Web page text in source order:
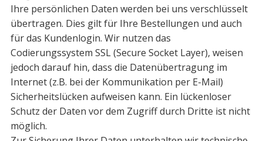
Ihre persönlichen Daten werden bei uns verschlüsselt
übertragen. Dies gilt für Ihre Bestellungen und auch
für das Kundenlogin. Wir nutzen das
Codierungssystem SSL (Secure Socket Layer), weisen
jedoch darauf hin, dass die Datenübertragung im
Internet (z.B. bei der Kommunikation per E-Mail)
Sicherheitslücken aufweisen kann. Ein lückenloser
Schutz der Daten vor dem Zugriff durch Dritte ist nicht
möglich.